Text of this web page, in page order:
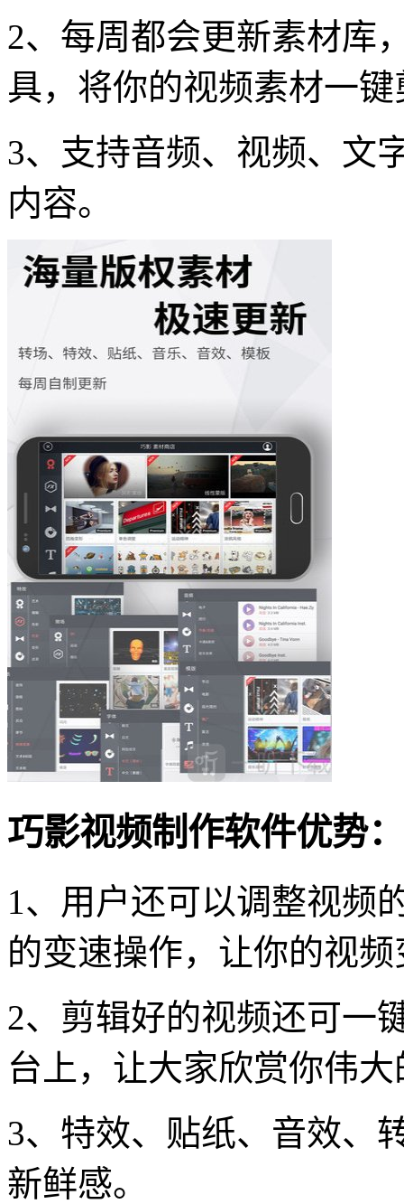
2、每周都会更新素材库
具，将你的视频素材一
3、支持音频、视频、文
内容。
巧影视频制作软件优势：
1、用户还可以调整视频
的变速操作，让你的视
2、剪辑好的视频还可一
台上，让大家欣赏你伟
3、特效、贴纸、音效、
新鲜感。